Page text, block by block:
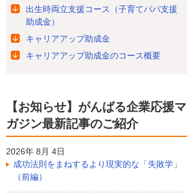
出生時両立支援コース（子育てパパ支援
助成金）
キャリアアップ助成金
キャリアアップ助成金のコース概要
【お知らせ】がんばる企業応援マ
ガジン最新記事のご紹介
2026年 8月 4日
成功法則をまねするより現実的な「失敗学」
（前編）